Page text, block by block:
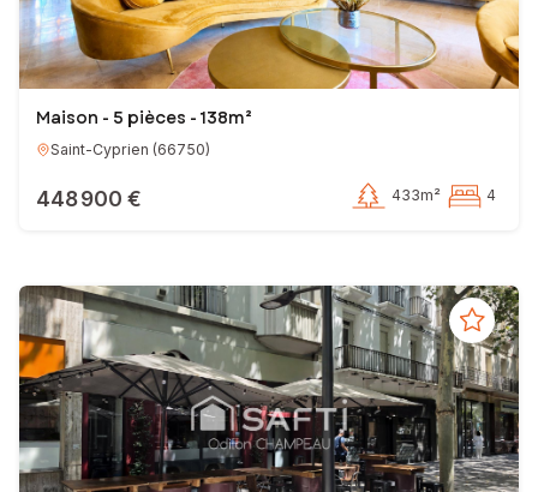
Maison - 5 pièces - 138m²
Saint-Cyprien (66750)
448 900 € 433m² 4